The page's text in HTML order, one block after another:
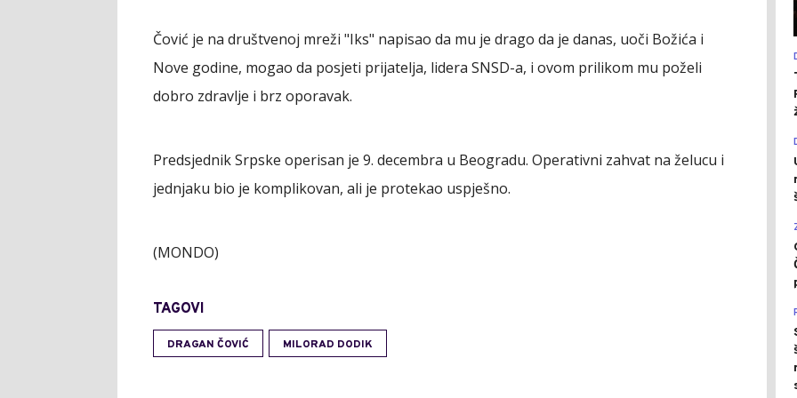
Čović je na društvenoj mreži "Iks" napisao da mu je drago da je danas, uoči Božića i
Nove godine, mogao da posjeti prijatelja, lidera SNSD-a, i ovom prilikom mu poželi
dobro zdravlje i brz oporavak.
Predsjednik Srpske operisan je 9. decembra u Beogradu. Operativni zahvat na želucu i
jednjaku bio je komplikovan, ali je protekao uspješno.
(MONDO)
TAGOVI
DRAGAN ČOVIĆ MILORAD DODIK